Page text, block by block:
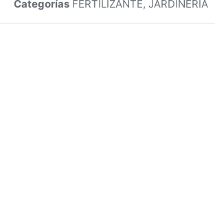
Categorías FERTILIZANTE, JARDINERÍA